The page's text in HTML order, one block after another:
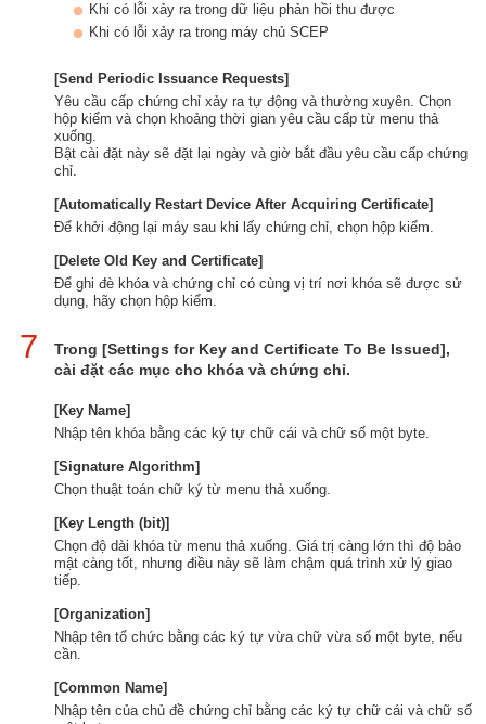
Khi có lỗi xảy ra trong dữ liệu phản hồi thu được
Khi có lỗi xảy ra trong máy chủ SCEP
[Send Periodic Issuance Requests]
Yêu cầu cấp chứng chỉ xảy ra tự động và thường xuyên. Chọn
hộp kiểm và chọn khoảng thời gian yêu cầu cấp từ menu thả
xuống.
Bật cài đặt này sẽ đặt lại ngày và giờ bắt đầu yêu cầu cấp chứng
chỉ.
[Automatically Restart Device After Acquiring Certificate]
Để khởi động lại máy sau khi lấy chứng chỉ, chọn hộp kiểm.
[Delete Old Key and Certificate]
Để ghi đè khóa và chứng chỉ có cùng vị trí nơi khóa sẽ được sử
dụng, hãy chọn hộp kiểm.
7
Trong [Settings for Key and Certificate To Be Issued],
cài đặt các mục cho khóa và chứng chỉ.
[Key Name]
Nhập tên khóa bằng các ký tự chữ cái và chữ số một byte.
[Signature Algorithm]
Chọn thuật toán chữ ký từ menu thả xuống.
[Key Length (bit)]
Chọn độ dài khóa từ menu thả xuống. Giá trị càng lớn thì độ bảo
mật càng tốt, nhưng điều này sẽ làm chậm quá trình xử lý giao
tiếp.
[Organization]
Nhập tên tổ chức bằng các ký tự vừa chữ vừa số một byte, nếu
cần.
[Common Name]
Nhập tên của chủ đề chứng chỉ bằng các ký tự chữ cái và chữ số